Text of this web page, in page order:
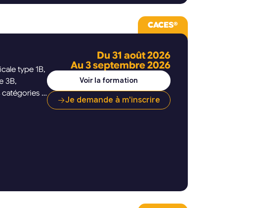
CACES®
type 1B,
3B,
A
Du 31 août 2026
Au 3 septembre 2026
Voir la formation
Je demande à m'inscrire